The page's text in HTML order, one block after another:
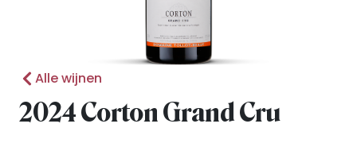
Alle wijnen
2024 Corton Grand Cru